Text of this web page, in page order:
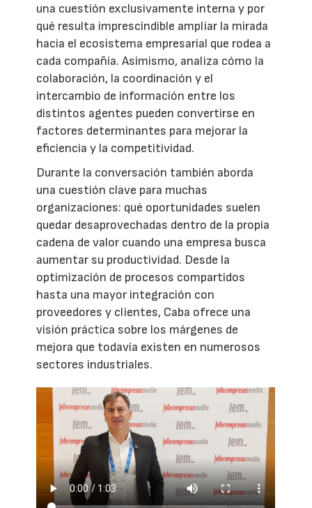
una cuestión exclusivamente interna y por
qué resulta imprescindible ampliar la mirada
hacia el ecosistema empresarial que rodea a
cada compañía. Asimismo, analiza cómo la
colaboración, la coordinación y el
intercambio de información entre los
distintos agentes pueden convertirse en
factores determinantes para mejorar la
eficiencia y la competitividad.
Durante la conversación también aborda
una cuestión clave para muchas
organizaciones: qué oportunidades suelen
quedar desaprovechadas dentro de la propia
cadena de valor cuando una empresa busca
aumentar su productividad. Desde la
optimización de procesos compartidos
hasta una mayor integración con
proveedores y clientes, Caba ofrece una
visión práctica sobre los márgenes de
mejora que todavía existen en numerosos
sectores industriales.